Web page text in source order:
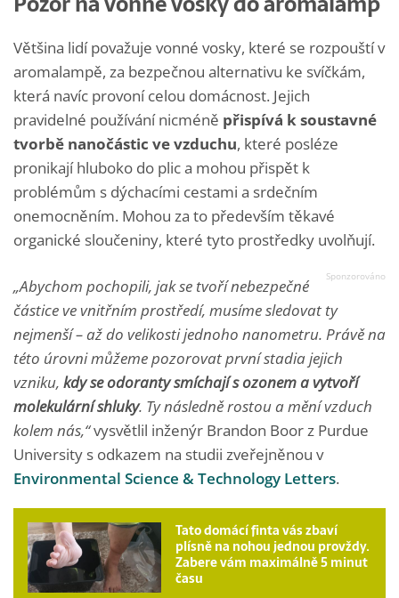
Většina lidí považuje vonné vosky, které se rozpouští v
aromalampě, za bezpečnou alternativu ke svíčkám,
která navíc provoní celou domácnost. Jejich
pravidelné používání nicméně přispívá k soustavné
tvorbě nanočástic ve vzduchu, které posléze
pronikají hluboko do plic a mohou přispět k
problémům s dýchacími cestami a srdečním
onemocněním. Mohou za to především těkavé
organické sloučeniny, které tyto prostředky uvolňují.
„Abychom pochopili, jak se tvoří nebezpečné
částice ve vnitřním prostředí, musíme sledovat ty
nejmenší – až do velikosti jednoho nanometru. Právě na
této úrovni můžeme pozorovat první stadia jejich
vzniku, kdy se odoranty smíchají s ozonem a vytvoří
molekulární shluky. Tynásledně rostou a mění vzduch
kolem nás,“vysvětlil inženýr Brandon Boor z Purdue
University s odkazem na studii zveřejněnou v
Environmental Science & Technology Letters.
Tato domácí finta vás zbaví
plísně na nohou jednou provždy.
Zabere vám maximálně 5 minut
času